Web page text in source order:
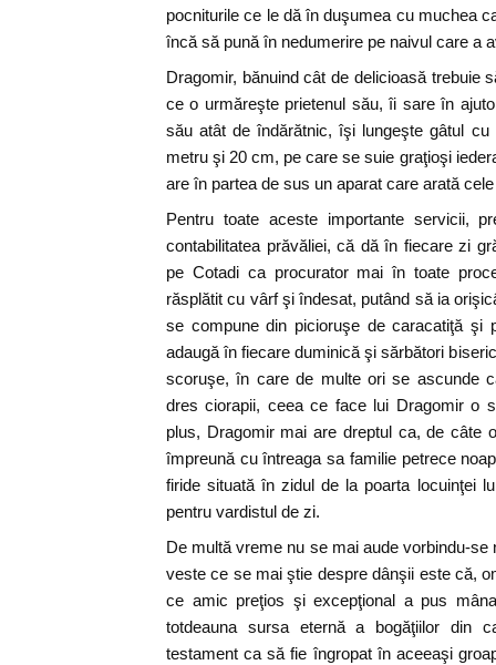
pocniturile ce le dă în duşumea cu muchea
încă să pună în nedumerire pe naivul care a
Dragomir, bănuind cât de delicioasă trebuie
ce o urmăreşte prietenul său, îi sare în
său atât de îndărătnic, îşi lungeşte gâtul
metru şi 20 cm, pe care se suie graţioşi
are în partea de sus un aparat care arată
Pentru toate aceste importante servicii,
contabilitatea prăvăliei, că dă în fiecare zi
pe Cotadi ca procurator mai în toate
răsplătit cu vârf şi îndesat, putând să ia
se compune din picioruşe de caracatiţă şi
adaugă în fiecare duminică şi sărbători
scoruşe, în care de multe ori se ascunde
dres ciorapii, ceea ce face lui Dragomir o
plus, Dragomir mai are dreptul ca, de câte
împreună cu întreaga sa familie petrece
firide situată în zidul de la poarta locuinţei
pentru vardistul de zi.
De multă vreme nu se mai aude vorbindu-
veste ce se mai ştie despre dânşii este că,
ce amic preţios şi excepţional a pus
totdeauna sursa eternă a bogăţiilor din
testament ca să fie îngropat în aceeaşi